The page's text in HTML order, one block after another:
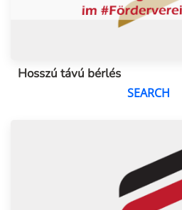
Hosszú távú bérlés
SEARCH